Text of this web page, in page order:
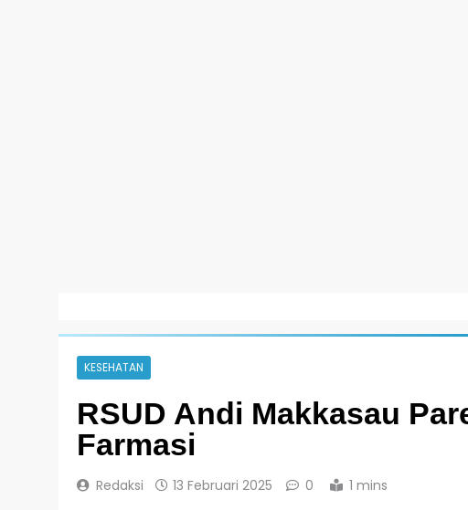
KESEHATAN
RSUD Andi Makkasau
Farmasi
Redaksi 13 Februari 2025 0 1 mins